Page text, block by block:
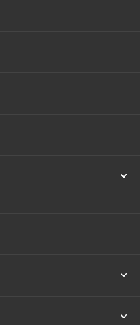
экрана iPhone 15
и